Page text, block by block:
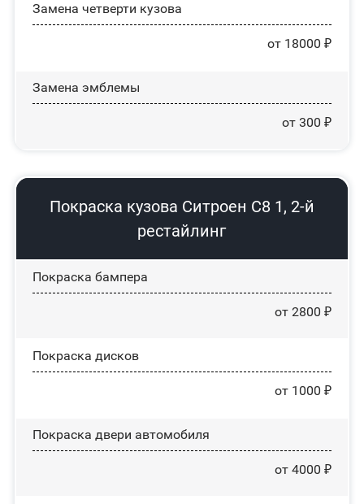
Замена четверти кузова
от 18000 ₽
Замена эмблемы
от 300 ₽
Покраска кузова Ситроен С8 1, 2-й
рестайлинг
Покраска бампера
от 2800 ₽
Покраска дисков
от 1000 ₽
Покраска двери автомобиля
от 4000 ₽